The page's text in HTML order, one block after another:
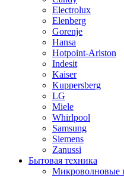
Electrolux
Elenberg
Gorenje
Hansa
Hotpoint-Ariston
Indesit
Kaiser
Kuppersberg
LG
Miele
Whirlpool
Samsung
Siemens
Zanussi
Бытовая техника
Микроволновые